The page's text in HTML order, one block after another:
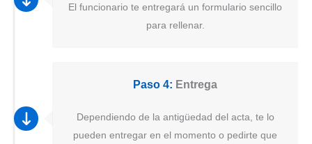
El funcionario te entregará un formulario sencillo
para rellenar.
Paso 4: Entrega
Dependiendo de la antigüedad del acta, te lo
pueden entregar en el momento o pedirte que